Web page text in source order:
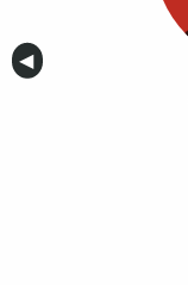
Anterior
◀︎